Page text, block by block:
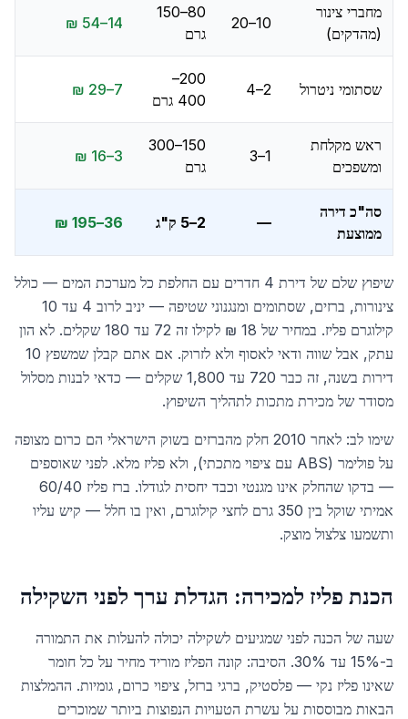
מחברי צינור
(מהדקים)
10–20
80–150
גרם
14–54 ₪
שסתומי ניטרול 2–4
200–
400 גרם
7–29 ₪
ראש מקלחת
ומשפכים
1–3
150–300
גרם
3–16 ₪
סה"כ דירה
ממוצעת
— 2–5 ק"ג 36–195 ₪
שיפוץ שלם של דירת 4 חדרים עם החלפת כל מערכת המים — כולל
צינורות, ברזים, שסתומים ומנגנוני שטיפה — יניב לרוב 4 עד 10
קילוגרם פליז. במחיר של 18 ₪ לקילו זה 72 עד 180 שקלים. לא הון
עתק, אבל שווה ודאי לאסוף ולא לזרוק. אם אתם קבלן שמשפץ 10
דירות בשנה, זה כבר 720 עד 1,800 שקלים — כדאי לבנות מסלול
מסודר של מכירת מתכות לתהליך השיפוץ.
שימו לב: לאחר 2010 חלק מהברזים בשוק הישראלי הם כרום מצופה
על פולימר (ABS עם ציפוי מתכתי), ולא פליז מלא. לפני שאוספים
— בדקו שהחלק אינו מגנטי וכבד יחסית לגודלו. ברז פליז 60/40
אמיתי שוקל בין 350 גרם לחצי קילוגרם, ואין בו חלל — קיש עליו
ותשמעו צלצול מוצק.
הכנת פליז למכירה: הגדלת ערך לפני השקילה
שעה של הכנה לפני שמגיעים לשקילה יכולה להעלות את התמורה
ב-15% עד 30%. הסיבה: קונה הפליז מוריד מחיר על כל חומר
שאינו פליז נקי — פלסטיק, ברגי ברזל, ציפוי כרום, גומיות. ההמלצות
הבאות מבוססות על עשרת הטעויות הנפוצות ביותר שמוכרים